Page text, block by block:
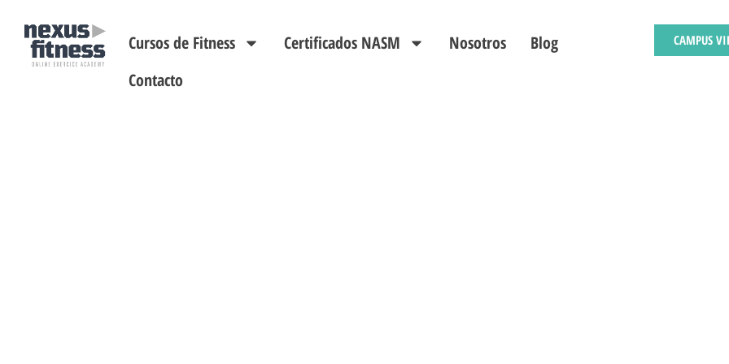
Cursos de Fitness Certificados NASM Nosotros
Blog
Contacto
CAMPUS